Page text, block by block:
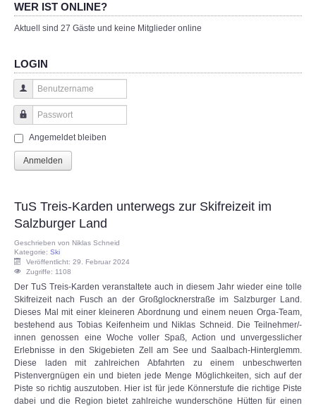
WER IST ONLINE?
Aktuell sind 27 Gäste und keine Mitglieder online
LOGIN
Benutzername
Passwort
Angemeldet bleiben
Anmelden
TuS Treis-Karden unterwegs zur Skifreizeit im
Salzburger Land
Geschrieben von Niklas Schneid
Kategorie: Ski
Veröffentlicht: 29. Februar 2024
Zugriffe: 1108
Der TuS Treis-Karden veranstaltete auch in diesem Jahr wieder eine tolle
Skifreizeit nach Fusch an der Großglocknerstraße im Salzburger Land.
Dieses Mal mit einer kleineren Abordnung und einem neuen Orga-Team,
bestehend aus Tobias Keifenheim und Niklas Schneid. Die Teilnehmer/-
innen genossen eine Woche voller Spaß, Action und unvergesslicher
Erlebnisse in den Skigebieten Zell am See und Saalbach-Hinterglemm.
Diese laden mit zahlreichen Abfahrten zu einem unbeschwerten
Pistenvergnügen ein und bieten jede Menge Möglichkeiten, sich auf der
Piste so richtig auszutoben. Hier ist für jede Könnerstufe die richtige Piste
dabei und die Region bietet zahlreiche wunderschöne Hütten für einen